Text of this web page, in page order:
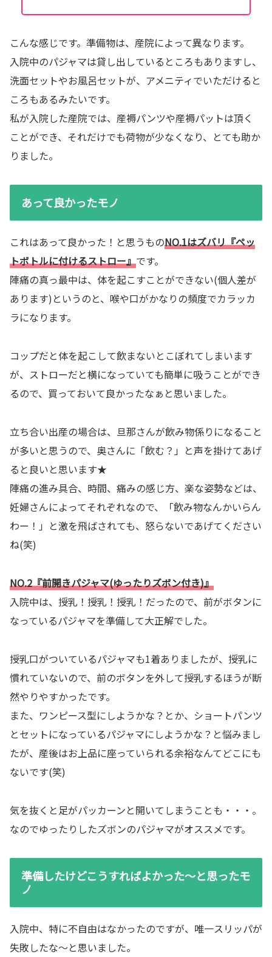
こんな感じです。準備物は、産院によって異なります。
入院中のパジャマは貸し出しているところもありますし、
洗面セットやお風呂セットが、アメニティでいただけると
ころもあるみたいです。
私が入院した産院では、産褥パンツや産褥パットは頂く
ことができ、それだけでも荷物が少なくなり、とても助か
りました。
あって良かったモノ
これはあって良かった！と思うものNO.1はズバリ『ペッ
トボトルに付けるストロー』です。
陣痛の真っ最中は、体を起こすことができない(個人差が
あります)というのと、喉や口がかなりの頻度でカラッカ
ラになります。
コップだと体を起こして飲まないとこぼれてしまいます
が、ストローだと横になっていても簡単に吸うことができ
るので、買っておいて良かったなぁと思いました。
立ち合い出産の場合は、旦那さんが飲み物係りになること
が多いと思うので、奥さんに「飲む？」と声を掛けてあげ
ると良いと思います★
陣痛の進み具合、時間、痛みの感じ方、楽な姿勢などは、
妊婦さんによってそれぞれなので、「飲み物なんかいらん
わー！」と激を飛ばされても、怒らないであげてください
ね(笑)
NO.2『前開きパジャマ(ゆったりズボン付き)』
入院中は、授乳！授乳！授乳！だったので、前がボタンに
なっているパジャマを準備して大正解でした。
授乳口がついているパジャマも1着ありましたが、授乳に
慣れていないので、前のボタンを外して授乳するほうが断
然やりやすかったです。
また、ワンピース型にしようかな？とか、ショートパンツ
とセットになっているパジャマにしようかな？と悩みまし
たが、産後はお上品に座っていられる余裕なんてどこにも
ないです(笑)
気を抜くと足がパッカーンと開いてしまうことも・・・。
なのでゆったりしたズボンのパジャマがオススメです。
準備したけどこうすればよかった～と思ったモ
ノ
入院中、特に不自由はなかったのですが、唯一スリッパが
失敗したな～と思いました。